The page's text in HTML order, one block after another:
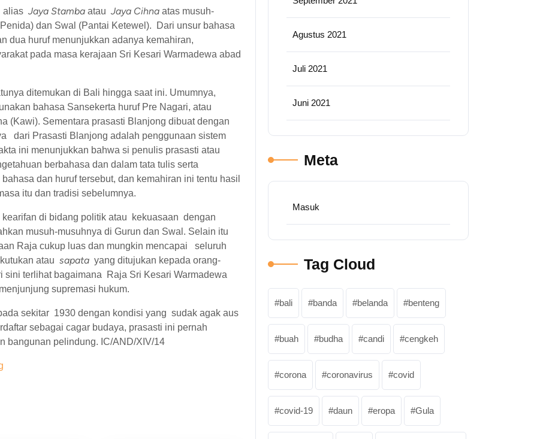
alias Jaya Stamba atau Jaya Cihna atas musuh-
dan Swal (Pantai Ketewel). Dari unsur bahasa
dua huruf menunjukkan adanya kemahiran,
pada masa kerajaan Sri Kesari Warmadewa abad
ditemukan di Bali hingga saat ini. Umumnya,
bahasa Sansekerta huruf Pre Nagari, atau
(Kawi). Sementara prasasti Blanjong dibuat dengan
dari Prasasti Blanjong adalah penggunaan sistem
ini menunjukkan bahwa si penulis prasasti atau
berbahasa dan dalam tata tulis serta
dan huruf tersebut, dan kemahiran ini tentu hasil
itu dan tradisi sebelumnya.
di bidang politik atau kekuasaan dengan
musuh-musuhnya di Gurun dan Swal. Selain itu
Raja cukup luas dan mungkin mencapai seluruh
atau sapata yang ditujukan kepada orang-
sini terlihat bagaimana Raja Sri Kesari Warmadewa
supremasi hukum.
sekitar 1930 dengan kondisi yang sudak agak aus
sebagai cagar budaya, prasasti ini pernah
bangunan pelindung. IC/AND/XIV/14
Agustus 2021
Juli 2021
Juni 2021
Meta
Masuk
Tag Cloud
bali banda belanda benteng
buah budha candi cengkeh
corona coronavirus covid
covid-19 daun eropa Gula